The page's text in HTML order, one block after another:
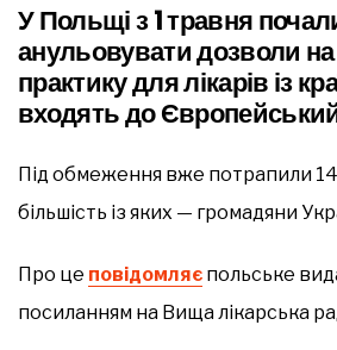
У Польщі з 1 травня
анульовувати дозволи
практику для лікарів із
входять до
Під обмеження вже потрапили
більшість із яких — громадяни
Про це повідомляє польське
посиланням на Вища лікарська